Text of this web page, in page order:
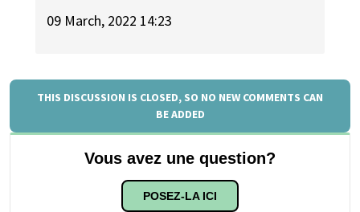
09 March, 2022 14:23
THIS DISCUSSION IS CLOSED, SO NO NEW COMMENTS CAN
BE ADDED
Vous avez une question?
POSEZ-LA ICI